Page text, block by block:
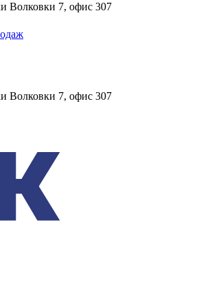
Волковки 7, офис 307
Волковки 7, офис 307